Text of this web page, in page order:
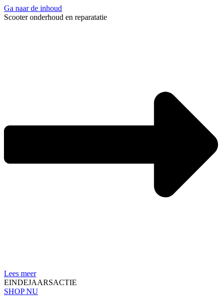
Ga naar de inhoud
Scooter onderhoud en reparatatie
Lees meer
EINDEJAARSACTIE
SHOP NU